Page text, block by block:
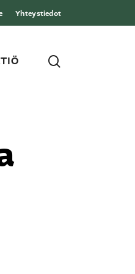
Yhteystiedot